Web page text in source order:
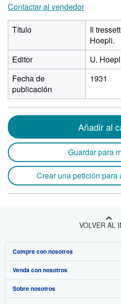
Contactar al vendedor
Título
Il
Hoepli.
Editor
U.
Fecha de
publicación
1931
Añadir al
Guardar para
Crear una petición para
VOLVER AL
Compre con nosotros
Búsqueda avanzada
Colecciones
Venda con nosotros
Comenzar a vender
Sobre nosotros